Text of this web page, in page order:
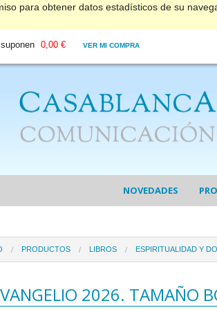
para obtener datos estadísticos de su
0,00 € VER MI COMPRA
NOVEDADES
PRODUCTOS LIBROS ESPIRITUALIDAD Y
2026. TAMAÑO